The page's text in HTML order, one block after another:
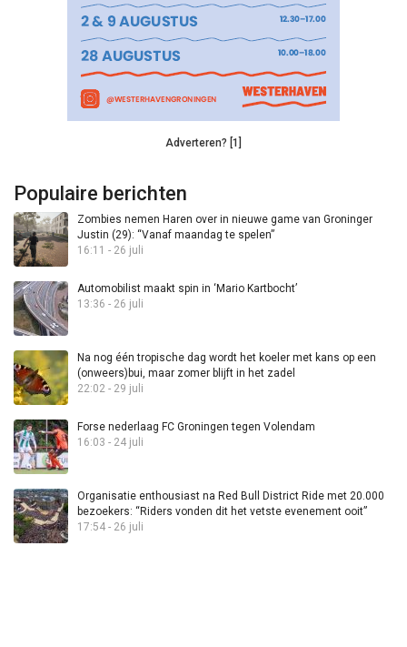
Adverteren? [1]
Populaire berichten
Zombies nemen Haren over in nieuwe game van Groninger
Justin (29): “Vanaf maandag te spelen”
16:11 - 26 juli
Automobilist maakt spin in ‘Mario Kartbocht’
13:36 - 26 juli
Na nog één tropische dag wordt het koeler met kans op een
(onweers)bui, maar zomer blijft in het zadel
22:02 - 29 juli
Forse nederlaag FC Groningen tegen Volendam
16:03 - 24 juli
Organisatie enthousiast na Red Bull District Ride met 20.000
bezoekers: “Riders vonden dit het vetste evenement ooit”
17:54 - 26 juli